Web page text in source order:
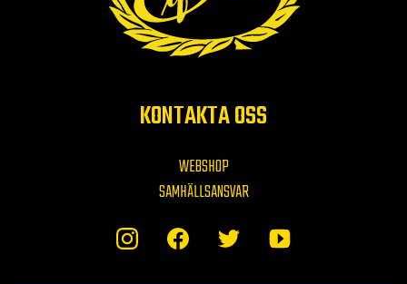
KONTAKTA OSS
WEBSHOP
SAMHÄLLSANSVAR